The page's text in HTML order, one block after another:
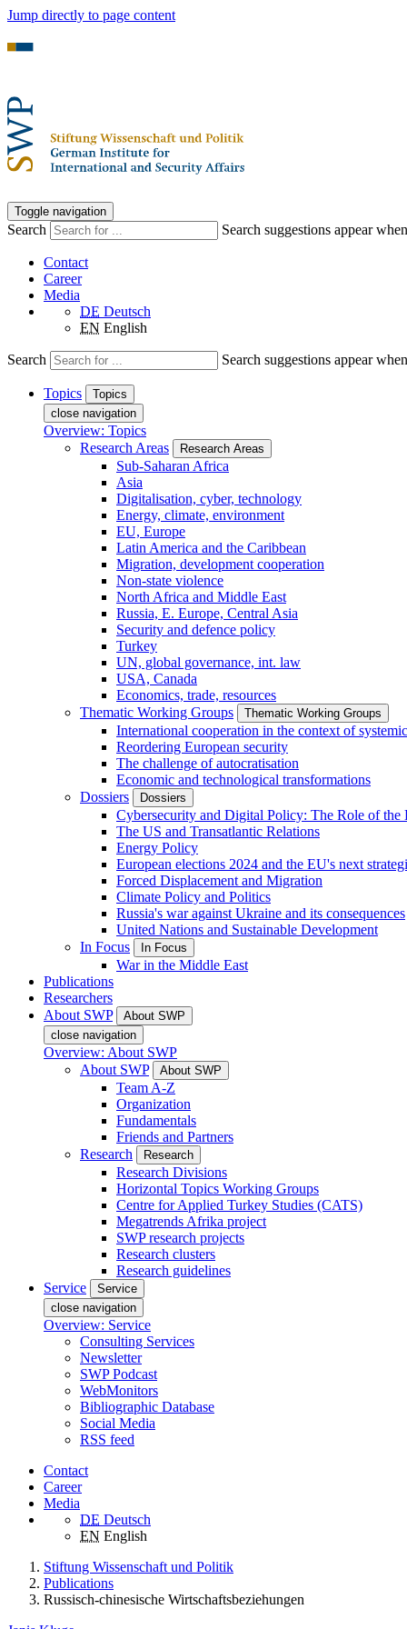
Jump directly to page content
Toggle navigation
Search Search suggestions appear
Contact
Career
Media
DE Deutsch
EN English
Search Search suggestions appear
Topics
Topics
close navigation
Overview: Topics
Research Areas
Research Areas
Sub-Saharan Africa
Asia
Digitalisation, cyber, technology
Energy, climate, environment
EU, Europe
Latin America and the Caribbean
Migration, development cooperation
Non-state violence
North Africa and Middle East
Russia, E. Europe, Central Asia
Security and defence policy
Turkey
UN, global governance, int. law
USA, Canada
Economics, trade, resources
Thematic Working Groups
Thematic Working Groups
International cooperation in the context of
Reordering European security
The challenge of autocratisation
Economic and technological transformations
Dossiers
Dossiers
Cybersecurity and Digital Policy: The Role of
The US and Transatlantic Relations
Energy Policy
European elections 2024 and the EU's next
Forced Displacement and Migration
Climate Policy and Politics
Russia's war against Ukraine and its consequences
United Nations and Sustainable Development
In Focus
In Focus
War in the Middle East
Publications
Researchers
About SWP
About SWP
close navigation
Overview: About SWP
About SWP
About SWP
Team A-Z
Organization
Fundamentals
Friends and Partners
Research
Research
Research Divisions
Horizontal Topics Working Groups
Centre for Applied Turkey Studies (CATS)
Megatrends Afrika project
SWP research projects
Research clusters
Research guidelines
Service
Service
close navigation
Overview: Service
Consulting Services
Newsletter
SWP Podcast
WebMonitors
Bibliographic Database
Social Media
RSS feed
Contact
Career
Media
DE Deutsch
EN English
Stiftung Wissenschaft und Politik
Publications
Russisch-chinesische Wirtschaftsbeziehungen